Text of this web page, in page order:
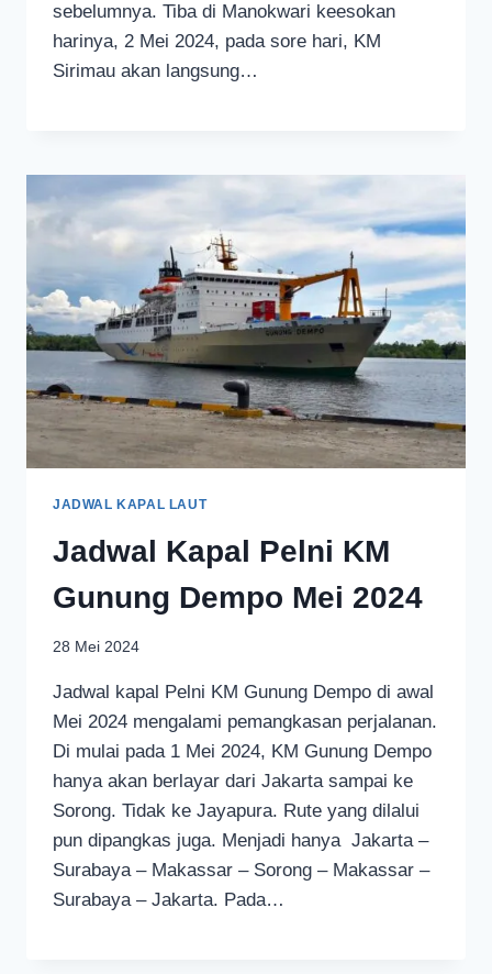
sebelumnya. Tiba di Manokwari keesokan
harinya, 2 Mei 2024, pada sore hari, KM
Sirimau akan langsung…
JADWAL KAPAL LAUT
Jadwal Kapal Pelni KM
Gunung Dempo Mei 2024
28 Mei 2024
Jadwal kapal Pelni KM Gunung Dempo di awal
Mei 2024 mengalami pemangkasan perjalanan.
Di mulai pada 1 Mei 2024, KM Gunung Dempo
hanya akan berlayar dari Jakarta sampai ke
Sorong. Tidak ke Jayapura. Rute yang dilalui
pun dipangkas juga. Menjadi hanya Jakarta –
Surabaya – Makassar – Sorong – Makassar –
Surabaya – Jakarta. Pada…